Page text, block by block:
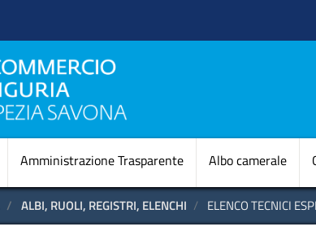
Amministrazione Trasparente Albo camerale
ALBI, RUOLI, REGISTRI, ELENCHI ELENCO TECNICI